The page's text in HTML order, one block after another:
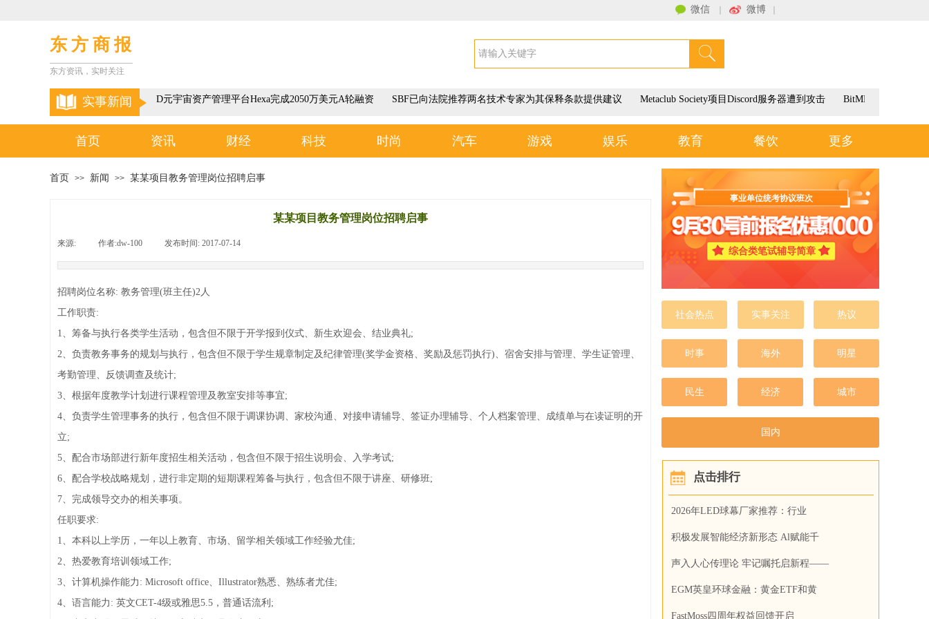
微博
微信
以色列3D元宇宙资产管理平台Hexa完成2050万美元A轮融资 SBF已向法院推荐两名技术专家为其保释条款提供建议 Metaclub Society项目Discord服务器遭到攻击 BitMEX将于3月9日
东 方 商 报
实事新闻
东方资讯，实时关注
首页 资讯 财经 科技 时尚 汽车 游戏 娱乐 教育 餐饮 更多
首页 >> 新闻 >> 某某项目教务管理岗位招聘启事
事业单位统考协议班次
某某项目教务管理岗位招聘启事
来源: 作者:dw-100 发布时间: 2017-07-14
招聘岗位名称: 教务管理(班主任)2人
工作职责:
1、筹备与执行各类学生活动，包含但不限于开学报到仪式、新生欢迎会、结业典礼;
2、负责教务事务的规划与执行，包含但不限于学生规章制定及纪律管理(奖学金资格、奖励及惩罚执行)、宿舍安排与管理、学生证管理、
考勤管理、反馈调查及统计;
3、根据年度教学计划进行课程管理及教室安排等事宜;
4、负责学生管理事务的执行，包含但不限于调课协调、家校沟通、对接申请辅导、签证办理辅导、个人档案管理、成绩单与在读证明的开
立;
5、配合市场部进行新年度招生相关活动，包含但不限于招生说明会、入学考试;
6、配合学校战略规划，进行非定期的短期课程筹备与执行，包含但不限于讲座、研修班;
7、完成领导交办的相关事项。
任职要求:
1、本科以上学历，一年以上教育、市场、留学相关领域工作经验尤佳;
2、热爱教育培训领域工作;
3、计算机操作能力: Microsoft office、Illustrator熟悉、熟练者尤佳;
4、语言能力: 英文CET-4级或雅思5.5，普通话流利;
综合类笔试辅导简章
热议
实事关注
社会热点
时事 海外 明星
城市
民生 经济
国内
点击排行
2026年LED球幕厂家推荐：行业
积极发展智能经济新形态 Al赋能千
声入人心传理论 牢记嘱托启新程——
EGM英皇环球金融：黄金ETF和黄
FastMoss四周年权益回馈开启